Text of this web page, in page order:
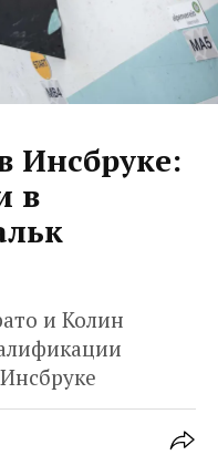
Инсбруке:
в
и Колин